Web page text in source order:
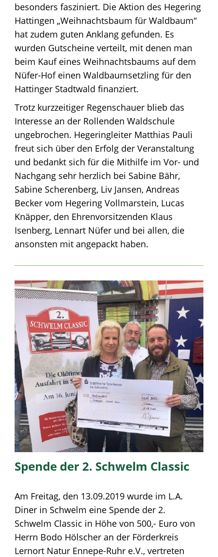
besonders fasziniert. Die Aktion des Hegering
Hattingen „Weihnachtsbaum für Waldbaum“
hat zudem guten Anklang gefunden. Es
wurden Gutscheine verteilt, mit denen man
beim Kauf eines Weihnachtsbaums auf dem
Nüfer-Hof einen Waldbaumsetzling für den
Hattinger Stadtwald finanziert.
Trotz kurzzeitiger Regenschauer blieb das
Interesse an der Rollenden Waldschule
ungebrochen. Hegeringleiter Matthias Pauli
freut sich über den Erfolg der Veranstaltung
und bedankt sich für die Mithilfe im Vor- und
Nachgang sehr herzlich bei Sabine Bähr,
Sabine Scherenberg, Liv Jansen, Andreas
Becker vom Hegering Vollmarstein, Lucas
Knäpper, den Ehrenvorsitzenden Klaus
Isenberg, Lennart Nüfer und bei allen, die
ansonsten mit angepackt haben.
Spende der 2. Schwelm Classic
Am Freitag, den 13.09.2019 wurde im L.A.
Diner in Schwelm eine Spende der 2.
Schwelm Classic in Höhe von 500,- Euro von
Herrn Bodo Hölscher an der Förderkreis
Lernort Natur Ennepe-Ruhr e.V., vertreten